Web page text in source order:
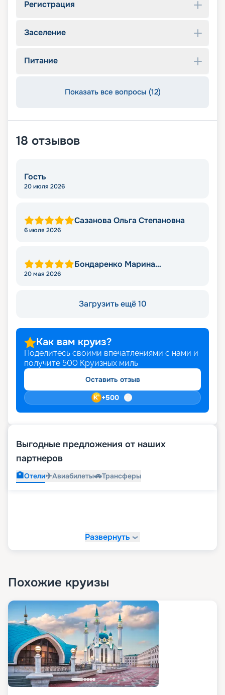
Регистрация
Заселение
Питание
Показать все вопросы (12)
18 отзывов
Гость
20 июля 2026
Сазанова Ольга Степановна
6 июля 2026
Бондаренко Марина
20 мая 2026
Загрузить ещё 10
Как вам круиз?
Поделитесь своими впечатлениями с нами и
получите 500 Круизных миль
Оставить отзыв
+500
Выгодные предложения от наших
партнеров
🏨Отели✈️Авиабилеты🚗Трансферы
Развернуть
Похожие круизы